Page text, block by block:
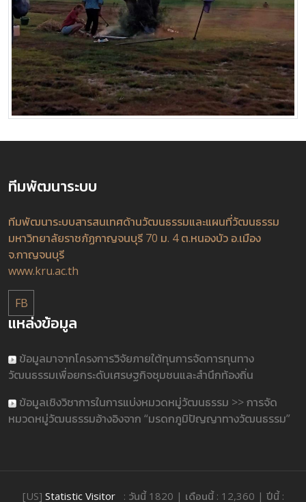
ทีมพัฒนาระบบ
ทีมพัฒนาระบบสารสนเทศด้านวัฒนธรรมและแผนที่วัฒนธรรม
มหาวิทยาลัยราชภัฏกาญจนบุรี 70 ม. 4 ต.หนองบัว อ.เมือง
จ.กาญจนบุรี
www.kru.ac.th
FB
แหล่งข้อมูล
ข้อมูลมาจากโครงการวิจัยภายใต้ทุนการจัดการทุนทาง
วัฒนธรรมเพื่อยกระดับเศรษฐกิจชุมชนและสำนึกท้องถิ่น
ข้อมูลเชิงวิชาการในการแบ่งหมวดหมู่วัฒนธรรม >> การจัด
หมวดหมู่วัฒนธรรมอ้างอิงจาก “มรดกภูมิปัญญาทางวัฒนธรรม”
[US] Statistic Visitor: วันนี้ 1820 | เดือนนี้ : 12,360 | ปีนี้ :